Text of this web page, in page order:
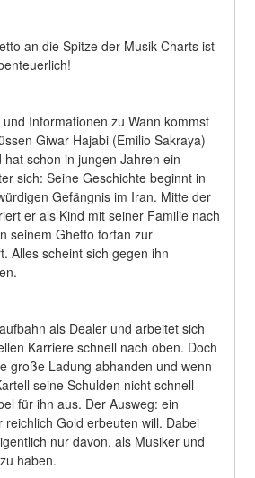
an die Spitze der Musik-Charts ist
Informationen zu Wann kommst
Giwar Hajabi (Emilio Sakraya)
hat schon in jungen Jahren ein
sich: Seine Geschichte beginnt in
Gefängnis im Iran. Mitte der
er als Kind mit seiner Familie nach
seinem Ghetto fortan zur
Alles scheint sich gegen ihn
als Dealer und arbeitet sich
Karriere schnell nach oben. Doch
große Ladung abhanden und wenn
seine Schulden nicht schnell
für ihn aus. Der Ausweg: ein
reichlich Gold erbeuten will. Dabei
nur davon, als Musiker und
haben.